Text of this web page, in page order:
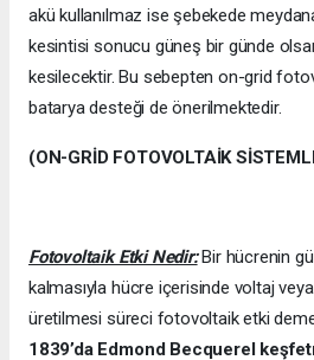
akü kullanılmaz ise şebekede
kesintisi sonucu güneş bir günde
kesilecektir. Bu sebepten on-grid
batarya desteği de önerilmektedir.
(ON-GRİD FOTOVOLTAİK
Fotovoltaik Etki Nedir:Bir hücrenin
kalmasıyla hücre içerisinde voltaj veya
üretilmesi süreci fotovoltaik etki
1839’da Edmond Becquerel